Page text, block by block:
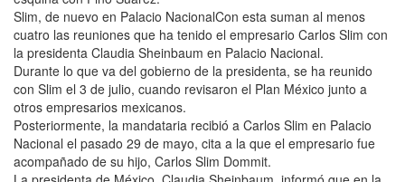
Slim, de nuevo en Palacio NacionalCon esta suman al menos
cuatro las reuniones que ha tenido el empresario Carlos Slim con
la presidenta Claudia Sheinbaum en Palacio Nacional.
Durante lo que va del gobierno de la presidenta, se ha reunido
con Slim el 3 de julio, cuando revisaron el Plan México junto a
otros empresarios mexicanos.
Posteriormente, la mandataria recibió a Carlos Slim en Palacio
Nacional el pasado 29 de mayo, cita a la que el empresario fue
acompañado de su hijo, Carlos Slim Dommit.